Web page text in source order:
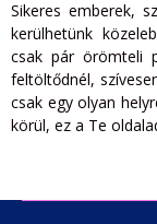
Sikeres emberek,
kerülhetünk
csak pár örömteli
feltöltődnél,
csak egy olyan
körül, ez a Te